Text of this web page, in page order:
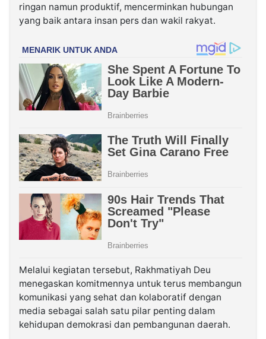
ringan namun produktif, mencerminkan hubungan
yang baik antara insan pers dan wakil rakyat.
Melalui kegiatan tersebut, Rakhmatiyah Deu
menegaskan komitmennya untuk terus membangun
komunikasi yang sehat dan kolaboratif dengan
media sebagai salah satu pilar penting dalam
kehidupan demokrasi dan pembangunan daerah.